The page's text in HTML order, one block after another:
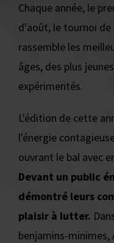
Chaque année, le
d'août, le tournoi de
rassemble les
âges, des plus
expérimentés.
L'édition de cette
l'énergie
ouvrant le bal avec
Devant un public
démontré leurs
plaisir à lutter.
benjamins-minimes,